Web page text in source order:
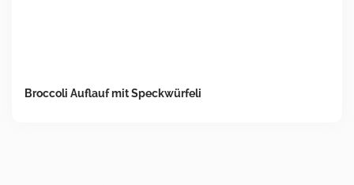
Broccoli Auflauf mit Speckwürfeli